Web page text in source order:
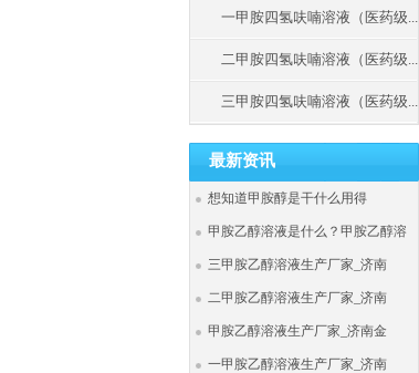
一甲胺四氢呋喃溶液（医药级...
二甲胺四氢呋喃溶液（医药级...
三甲胺四氢呋喃溶液（医药级...
最新资讯
想知道甲胺醇是干什么用得
甲胺乙醇溶液是什么？甲胺乙醇溶
三甲胺乙醇溶液生产厂家_济南
二甲胺乙醇溶液生产厂家_济南
甲胺乙醇溶液生产厂家_济南金
一甲胺乙醇溶液生产厂家_济南